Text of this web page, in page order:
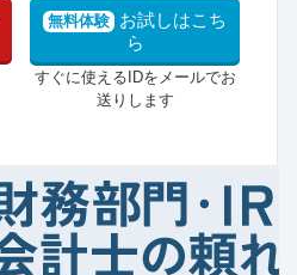
無料体験 お試しはこち
ら
すぐに使えるIDをメールでお
送りします